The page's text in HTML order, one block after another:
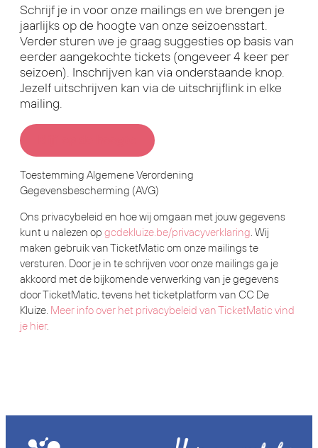
Schrijf je in voor onze mailings en we brengen je
jaarlijks op de hoogte van onze seizoensstart.
Verder sturen we je graag suggesties op basis van
eerder aangekochte tickets (ongeveer 4 keer per
seizoen). Inschrijven kan via onderstaande knop.
Jezelf uitschrijven kan via de uitschrijflink in elke
mailing.
Toestemming Algemene Verordening
Gegevensbescherming (AVG)
Ons privacybeleid en hoe wij omgaan met jouw gegevens
kunt u nalezen op gcdekluize.be/privacyverklaring . Wij
maken gebruik van TicketMatic om onze mailings te
versturen. Door je in te schrijven voor onze mailings ga je
akkoord met de bijkomende verwerking van je gegevens
door TicketMatic, tevens het ticketplatform van CC De
Kluize. Meer info over het privacybeleid van TicketMatic vind
je hier.